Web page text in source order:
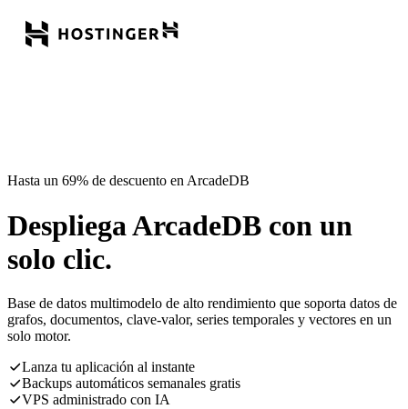
Hasta un 69% de descuento en ArcadeDB
Despliega ArcadeDB con un
solo clic.
Base de datos multimodelo de alto rendimiento que soporta datos de
grafos, documentos, clave-valor, series temporales y vectores en un
solo motor.
Lanza tu aplicación al instante
Backups automáticos semanales gratis
VPS administrado con IA